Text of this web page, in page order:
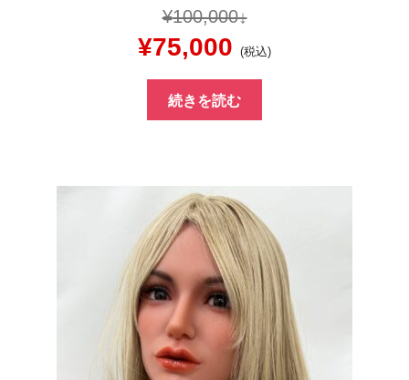
¥100,000
元
の
価
は
¥100,000
で
し
た。
¥75,000 現
在
の
は
¥75,000
で
す。
(税込)
続きを読む